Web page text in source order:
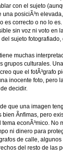
con el sujeto
una posiciÃ³n
es correcto o no lo
sin voz ni voto en
sujeto
muchas
grupos culturales.
que el fotÃ³grafo
inocente foto, pero
decidir.
que una imagen
bien Ã­nfimas, pero
econÃ³mico. No
ni dinero para
de calle,
del resto de las